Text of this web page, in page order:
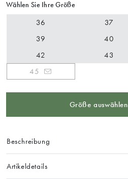
Wählen Sie Ihre Größe
36 37
39
40
42
43
45
Größe auswählen
Beschreibung
Artikeldetails